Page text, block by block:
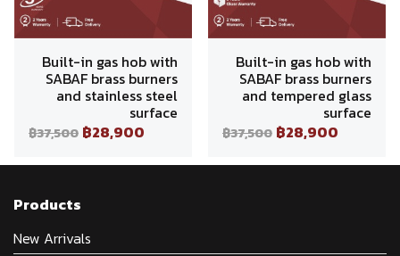
Built-in gas hob with
SABAF brass burners
and stainless steel
surface
฿37,500 ฿28,900
Built-in gas hob with
SABAF brass burners
and tempered glass
surface
฿37,500 ฿28,900
Products
New Arrivals